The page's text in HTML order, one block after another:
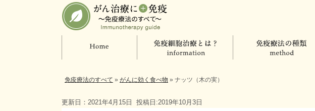
免疫療法のすべて » がんに効く食べ物 » ナッツ（木の実）
更新日：2021年4月15日 投稿日:2019年10月3日